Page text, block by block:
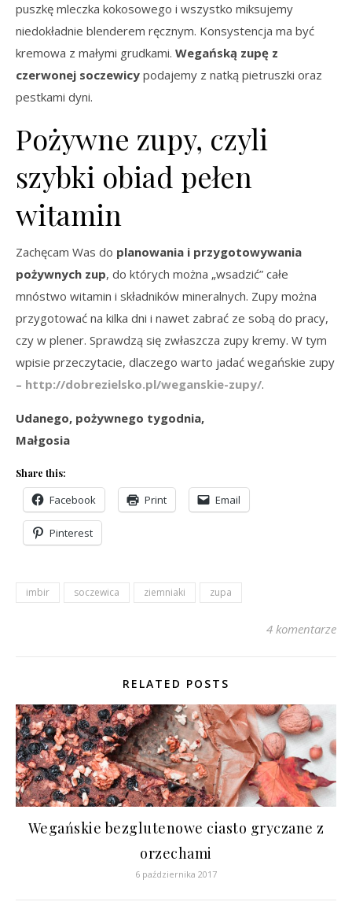
puszkę mleczka kokosowego i wszystko miksujemy
niedokładnie blenderem ręcznym. Konsystencja ma być
kremowa z małymi grudkami. Wegańską zupę z
czerwonej soczewicy podajemy z natką pietruszki oraz
pestkami dyni.
Pożywne zupy, czyli
szybki obiad pełen
witamin
Zachęcam Was do planowania i przygotowywania
pożywnych zup, do których można „wsadzić” całe
mnóstwo witamin i składników mineralnych. Zupy można
przygotować na kilka dni i nawet zabrać ze sobą do pracy,
czy w plener. Sprawdzą się zwłaszcza zupy kremy. W tym
wpisie przeczytacie, dlaczego warto jadać wegańskie zupy
– http://dobrezielsko.pl/weganskie-zupy/.
Udanego, pożywnego tygodnia,
Małgosia
Share this:
Facebook Print Email
Pinterest
imbir soczewica ziemniaki zupa
4 komentarze
RELATED POSTS
Wegańskie bezglutenowe ciasto gryczane z
orzechami
6 października 2017